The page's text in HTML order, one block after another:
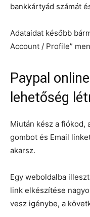
bankkártyád számát
Adataidat később
Account / Profile”
Paypal
lehetőség
Miután kész a fiókod,
gombot és Email
akarsz.
Egy weboldalba
link elkészítése
vesz igénybe, a